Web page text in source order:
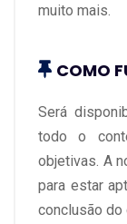
muito mais.
COMO
Será
todo o
objetivas. A
para estar
conclusão do